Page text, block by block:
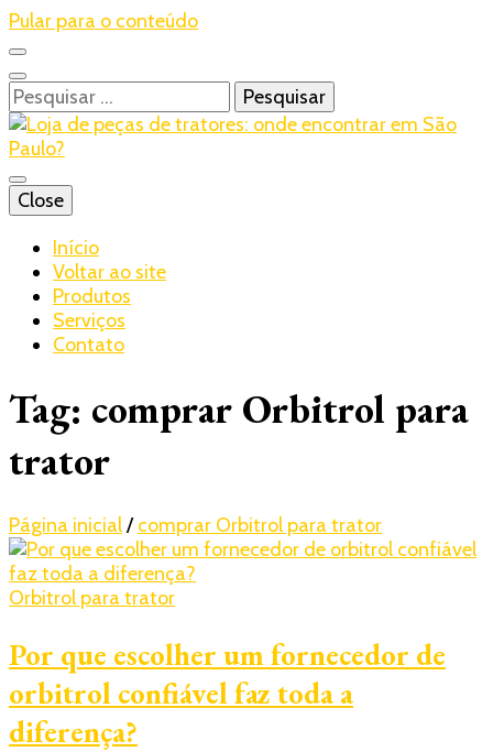
Pular para o conteúdo
Pesquisar
por:
Realtrac
Blog – Realtrac
Close
Início
Voltar ao site
Produtos
Serviços
Contato
Tag: comprar Orbitrol para
trator
Página inicial/ comprar Orbitrol para trator
Orbitrol para trator
Por que escolher um fornecedor de
orbitrol confiável faz toda a
diferença?